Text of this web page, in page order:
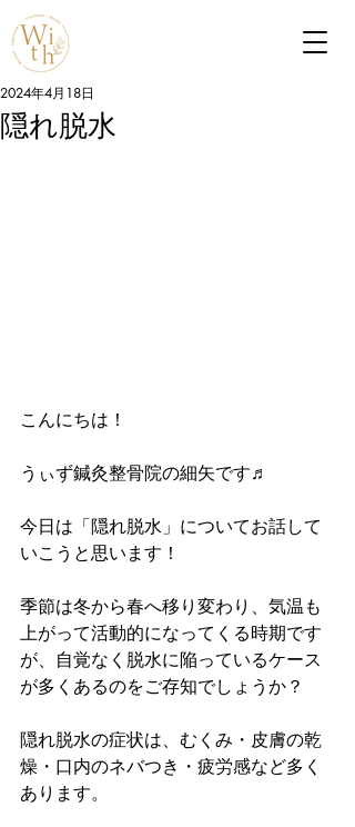
隠れ脱水
2024年4月18日
こんにちは！
うぃず鍼灸整骨院の細矢です♬
今日は「隠れ脱水」についてお話して
いこうと思います！
季節は冬から春へ移り変わり、気温も
上がって活動的になってくる時期です
が、自覚なく脱水に陥っているケース
が多くあるのをご存知でしょうか？
隠れ脱水の症状は、むくみ・皮膚の乾
燥・口内のネバつき・疲労感など多く
あります。